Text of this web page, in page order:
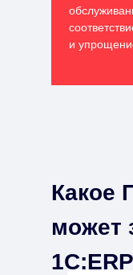
и
Какое
может
1С:ERP